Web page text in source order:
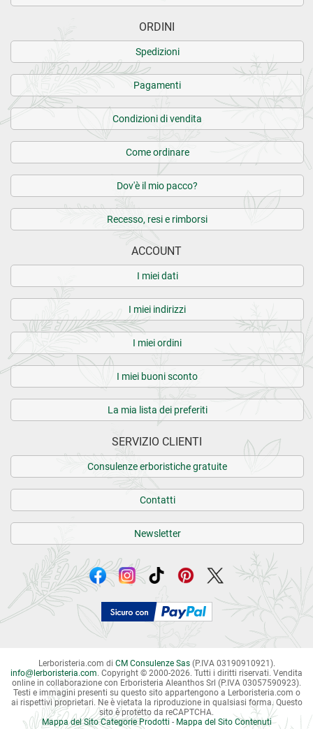
ORDINI
Spedizioni
Pagamenti
Condizioni di vendita
Come ordinare
Dov'è il mio pacco?
Recesso, resi e rimborsi
ACCOUNT
I miei dati
I miei indirizzi
I miei ordini
I miei buoni sconto
La mia lista dei preferiti
SERVIZIO CLIENTI
Consulenze erboristiche gratuite
Contatti
Newsletter
Lerboristeria.com di CM Consulenze Sas(P.IVA 03190910921).
info@lerboristeria.com. Copyright © 2000-2026. Tutti i diritti riservati. Vendita
online in collaborazione con Erboristeria Aleanthos Srl (P.IVA 03057590923).
Testi e immagini presenti su questo sito appartengono a Lerboristeria.com o
ai rispettivi proprietari. Ne è vietata la riproduzione in qualsiasi forma. Questo
sito è protetto da reCAPTCHA.
Mappa del Sito Categorie Prodotti - Mappa del Sito Contenuti